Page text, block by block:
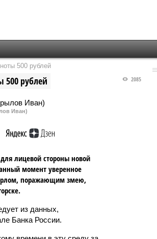
500 рублей
500 рублей 2085
Иван)
лицевой стороны новой
момент уверенное
поражающим змею,
из данных,
Банка России.